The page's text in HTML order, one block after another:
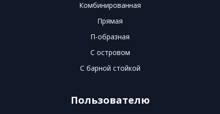
Комбинированная
Прямая
П-образная
С островом
С барной стойкой
Пользователю